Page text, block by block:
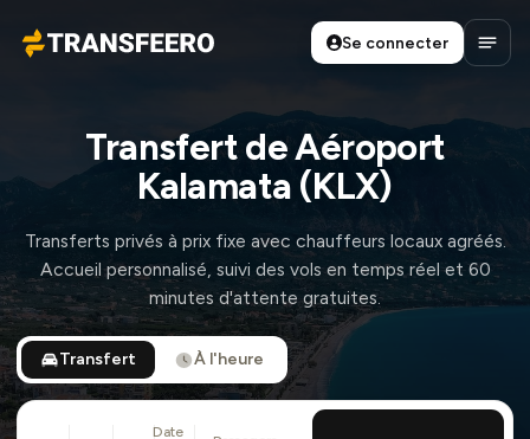
Transfeero
Se connecter
Transfert de Aéroport
Kalamata (KLX)
Transferts privés à prix fixe avec chauffeurs locaux agréés.
Accueil personnalisé, suivi des vols en temps réel et 60
minutes d'attente gratuites.
Transfert À l'heure
Date